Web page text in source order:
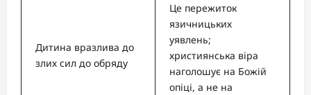
Дитина вразлива до
злих сил до обряду
Це пережиток
язичницьких
уявлень;
християнська віра
наголошує на Божій
опіці, а не на